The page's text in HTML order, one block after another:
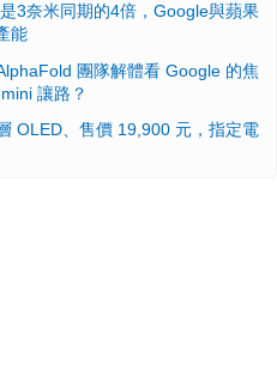
3奈米同期的4倍，Google與蘋果
能
團隊解體看 Google 的焦
讓路？
OLED、售價 19,900 元，指定電